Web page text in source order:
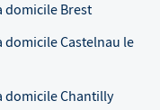
domicileBrest
domicileCastelnau le
domicileChantilly